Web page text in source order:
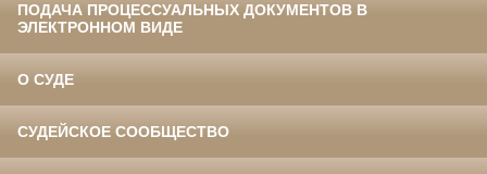
ПОДАЧА ПРОЦЕССУАЛЬНЫХ ДОКУМЕНТОВ В
ЭЛЕКТРОННОМ ВИДЕ
О СУДЕ
СУДЕЙСКОЕ СООБЩЕСТВО